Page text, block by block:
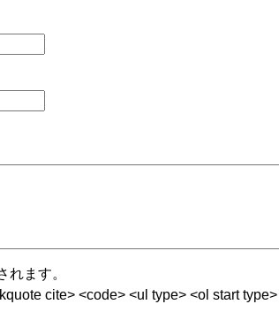
ます。
cite> <code> <ul type> <ol start